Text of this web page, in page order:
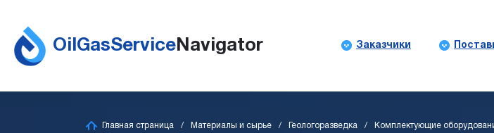
OilGasService Navigator Заказчики
Главная страница Материалы и сырье Геологоразведка Комплектующие